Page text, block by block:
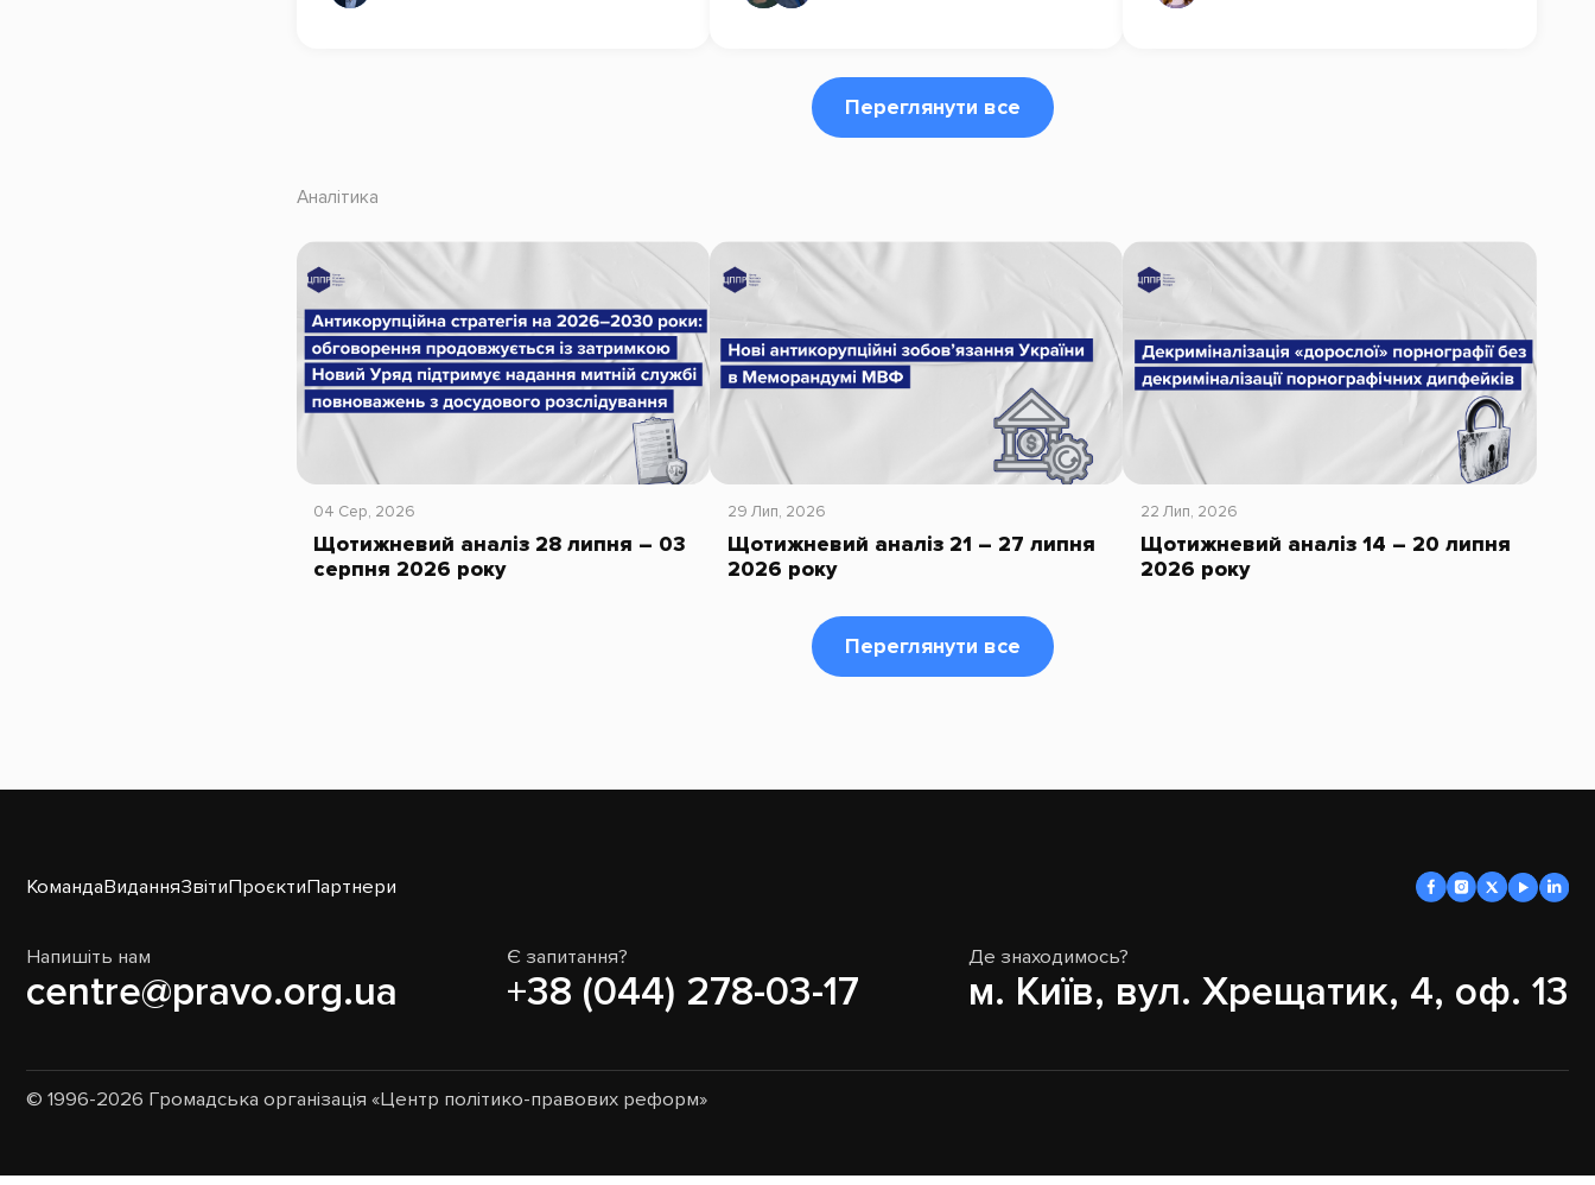
Переглянути все
Аналітика
04 Сер, 2026
Щотижневий аналіз 28 липня – 03
серпня 2026 року
29 Лип, 2026
Щотижневий аналіз 21 – 27 липня
2026 року
22 Лип, 2026
Щотижневий аналіз 14 – 20 липня
2026 року
Переглянути все
КомандаВиданняЗвітиПроєктиПартнери
Напишіть нам
centre@pravo.org.ua
Є запитання?
+38 (044) 278-03-17
Де знаходимось?
м. Київ, вул. Хрещатик, 4, оф. 13
© 1996-2026 Громадська організація «Центр політико-правових реформ»